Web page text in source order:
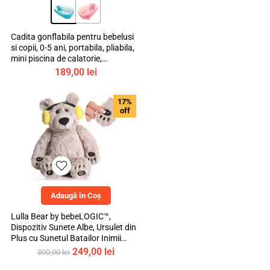
Cadita gonflabila pentru bebelusi
si copii, 0-5 ani, portabila, pliabila,
mini piscina de calatorie,
bebeLOGIC™189,00 lei
17%
off
Adaugă în Coș
Lulla Bear by bebeLOGIC™,
Dispozitiv Sunete Albe, Ursulet din
Plus cu Sunetul Batailor Inimii
Mamei si Cantece de Leagan
300,00lei Prețul
249,00 leiPrețul